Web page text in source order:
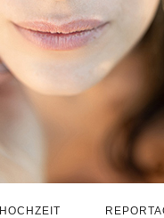
HOCHZEIT